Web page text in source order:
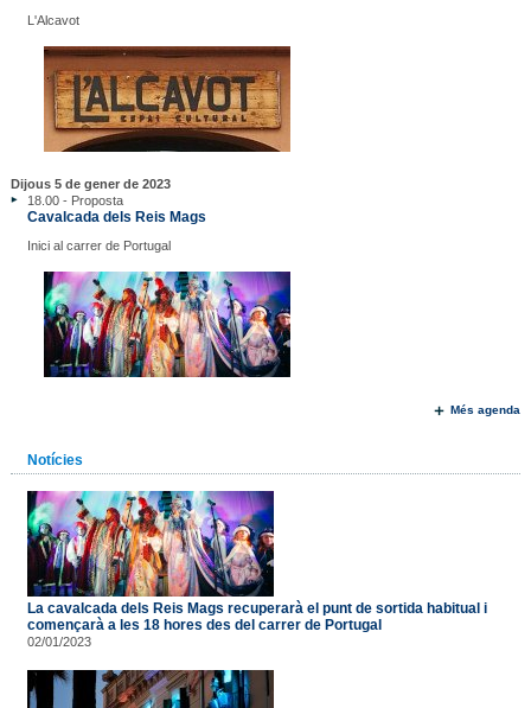
L'Alcavot
Dijous 5 de gener de 2023
18.00 - Proposta
Cavalcada dels Reis Mags
Inici al carrer de Portugal
Més agenda
Notícies
La cavalcada dels Reis Mags recuperarà el punt de sortida habitual i
començarà a les 18 hores des del carrer de Portugal
02/01/2023